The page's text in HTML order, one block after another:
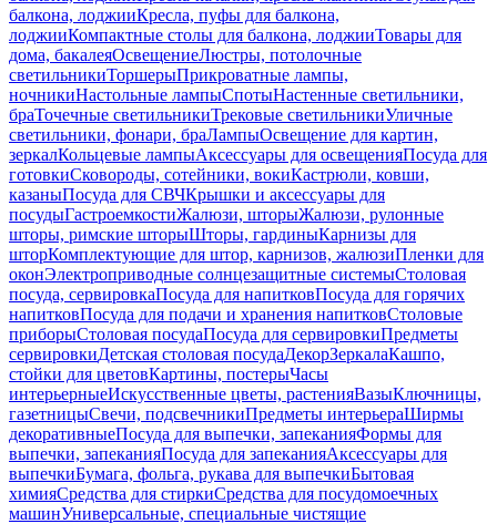
балкона, лоджииКресла, пуфы для балкона,
лоджииКомпактные столы для балкона, лоджииТовары для
дома, бакалеяОсвещениеЛюстры, потолочные
светильникиТоршерыПрикроватные лампы,
ночникиНастольные лампыСпотыНастенные светильники,
браТочечные светильникиТрековые светильникиУличные
светильники, фонари, браЛампыОсвещение для картин,
зеркалКольцевые лампыАксессуары для освещенияПосуда для
готовкиСковороды, сотейники, вокиКастрюли, ковши,
казаныПосуда для СВЧКрышки и аксессуары для
посудыГастроемкостиЖалюзи, шторыЖалюзи, рулонные
шторы, римские шторыШторы, гардиныКарнизы для
шторКомплектующие для штор, карнизов, жалюзиПленки для
оконЭлектроприводные солнцезащитные системыСтоловая
посуда, сервировкаПосуда для напитковПосуда для горячих
напитковПосуда для подачи и хранения напитковСтоловые
приборыСтоловая посудаПосуда для сервировкиПредметы
сервировкиДетская столовая посудаДекорЗеркалаКашпо,
стойки для цветовКартины, постерыЧасы
интерьерныеИскусственные цветы, растенияВазыКлючницы,
газетницыСвечи, подсвечникиПредметы интерьераШирмы
декоративныеПосуда для выпечки, запеканияФормы для
выпечки, запеканияПосуда для запеканияАксессуары для
выпечкиБумага, фольга, рукава для выпечкиБытовая
химияСредства для стиркиСредства для посудомоечных
машинУниверсальные, специальные чистящие